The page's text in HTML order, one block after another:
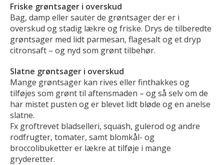
Friske grøntsager i overskud
Bag, damp eller sauter de grøntsager der er i
overskud og stadig lækre og friske. Drys de tilberedte
grøntsager med lidt parmesan, flagesalt og et dryp
citronsaft – og nyd som grønt tilbehør.
Slatne grøntsager i overskud
Mange grøntsager kan rives eller finthakkes og
tilføjes som grønt til aftensmaden – og så selv om de
har mistet pusten og er blevet lidt bløde og en anelse
slatne.
Fx groftrevet bladselleri, squash, gulerod og andre
rodfrugter, tomater, samt blomkål- og
broccolibuketter er lækre at tilføje i mange
gryderetter.